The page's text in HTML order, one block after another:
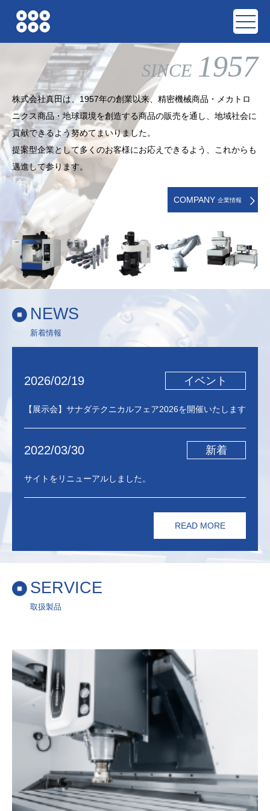
SINCE 1957
株式会社真田は、1957年の創業以来、精密機械商品・メカトロ
ニクス商品・地球環境を創造する商品の販売を通し、地域社会に
貢献できるよう努めてまいりました。
提案型企業として多くのお客様にお応えできるよう、これからも
邁進して参ります。
COMPANY 企業情報
NEWS
新着情報
2026/02/19 イベント
【展示会】サナダテクニカルフェア2026を開催いたします
2022/03/30 新着
サイトをリニューアルしました。
READ MORE
SERVICE
取扱製品